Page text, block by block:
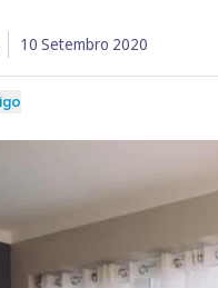
10 Setembro 2020